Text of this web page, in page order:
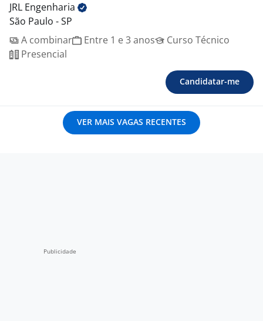
JRL Engenharia
São Paulo - SP
A combinar
Entre 1 e 3 anos
Curso Técnico
Presencial
Candidatar-me
VER MAIS VAGAS RECENTES